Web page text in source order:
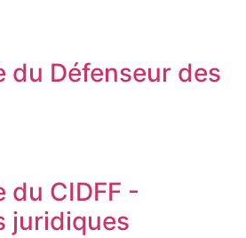
du Défenseur des
du CIDFF -
juridiques